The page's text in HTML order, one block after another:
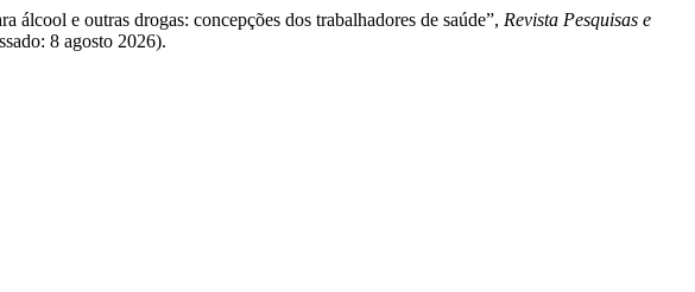
e outras drogas: concepções dos trabalhadores de saúde”, Revista Pesquisas e
8 agosto 2026).